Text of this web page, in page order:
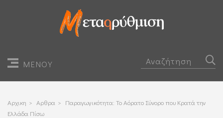
ΜΕΝΟΥ
Αρχικη > Αρθρα > Παραγωγικότητα: Το Αόρατο Σύνορο που Κρατά την
Ελλάδα Πίσω